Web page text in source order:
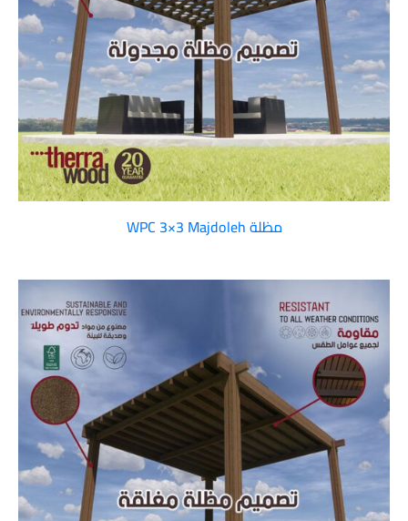
مظلة WPC 3×3 Majdoleh